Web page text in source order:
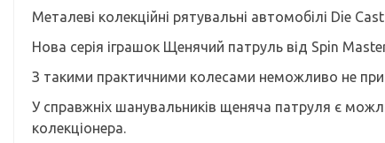
Металеві колекційні рятувальні автомобілі Die
Нова серія іграшок Щенячий патруль від Spin
З такими практичними колесами неможливо не
У справжніх шанувальників щеняча патруля є
колекціонера.